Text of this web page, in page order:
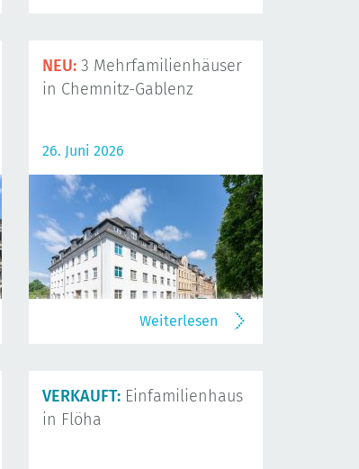
NEU: 3 Mehrfamilienhäuser
in Chemnitz-Gablenz
26. Juni 2026
Weiterlesen
VERKAUFT: Einfamilienhaus
in Flöha